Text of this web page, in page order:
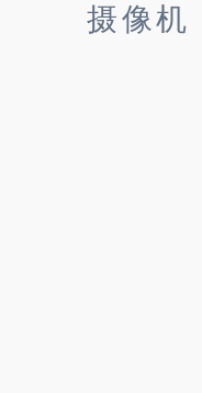
摄像机